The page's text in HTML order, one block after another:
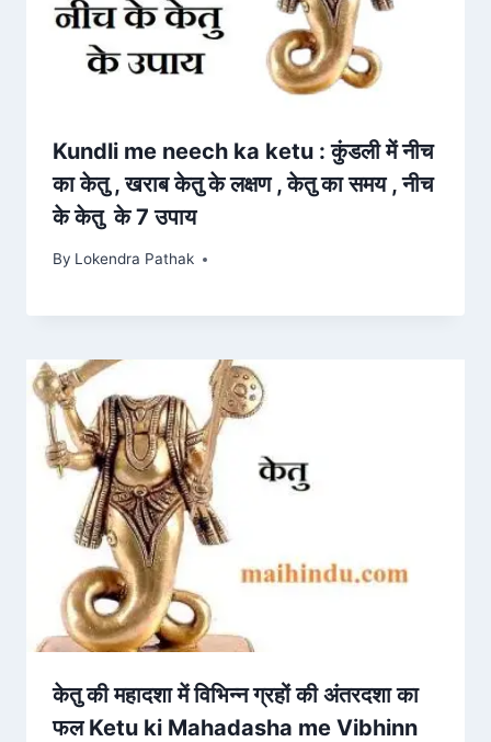
Kundli me neech ka ketu : कुंडली में नीच
का केतु , खराब केतु के लक्षण , केतु का समय , नीच
के केतु के 7 उपाय
By Lokendra Pathak
केतु की महादशा में विभिन्न ग्रहों की अंतरदशा का
फल Ketu ki Mahadasha me Vibhinn